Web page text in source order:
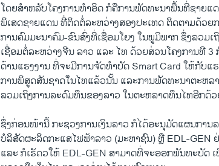
ໂດຍ​ສຳ​ຫລັບ​ໂຄງການ​ທຳ​ອິດ ກໍ​ຄື​ການ​ພັດທະນາ​ພື້ນ​ທີ່ຊາຍ​ແ
ພິ​ເສດ​ຊາຍ​ແດນ ທີ່​ຕິດ​ຕໍ່​ລະຫວ່າງ​ສອງ​ປະ​ເທດ ​ຕິດຕາມ​ດ້ວຍ
ການ​ຄົມມະນາຄົມ-ຂົນ​ສົ່ງ​ທີ່​ເຊື່ອມ​ໂຍງ ​ໃນ​ພູມິ​ພາກ ຊຶ່ງ​ລວມ​ເ
ເຊື່ອມ​ຕໍ່​ລະຫວ່າງ​ຈີນ ລາວ ​ແລະ ​ໄທ ດ້ວຍ​ສ່ວນ​ໂຄງການ​ທີ
ດ້ານ​ແຮ​ງງານ​ ທີ່​ຈະ​ມີ​ການຈັດ​ທຳ​ບັດ Smart Card ​ໃຫ້​ກັບ​
ການ​ພິສູດ​ສັນຊາດ​ໃນ​ໄທ​ແລ້ວນັ້ນ ​ແລະການ​ພັດທະນາ​ຕະຫ
ລວມ​ເຖິງ​ການ​ລະດົມ​ທຶນ​ຂອງ​ລາວ​ ໃນ​ຕະຫລາດ​ທຶນ​ໄທ​ອີກ​ດ້
ຊຶ່ງ​ກ່ອນ​ໜ້າ​ນີ້ ກະຊວງ​ການ​ເງິນ​ລາວ ກໍ​ໄດ້​ອະນຸມັດ​ແຜນການ​
ບໍລິສັດ​ຜະ​ລິດກະ​ແສ​ໄຟຟ້າ​ລາວ (ມະຫາຊົນ) ຫຼື EDL-GEN
ແລະ ກໍ​ເຮັດ​ວ​ໃຫ້ EDL-GEN ສາມາດ​ທີ່​ຈະ​ອອກ​ພັນທະບັດ